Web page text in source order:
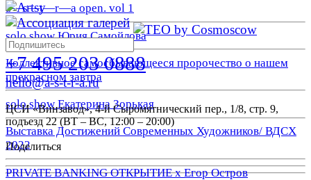
a—s—t—r—a open. vol 1
solo show Юрия Самойлова
Коллективное самосбывающееся пророчество о нашем
прекрасном завтра
solo show Екатерина Зорькая
Выставка Достижений Современных Художников/ ВДСХ
2022
PRIVATE BANKING ОТКРЫТИЕ х Егор Остров
+7 495 203 0888
hello@a-s-t-r-a.ru
ЦСИ «Винзавод», 4-й Сыромятнический пер., 1/8, стр. 9,
подъезд 22 (ВТ – ВС, 12:00 – 20:00)
Поделиться